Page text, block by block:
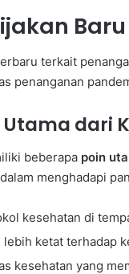
Baru
terkait
penanganan
Utama dari
beberapa poin
menghadapi
kesehatan di
lebih ketat terhadap
kesehatan yang